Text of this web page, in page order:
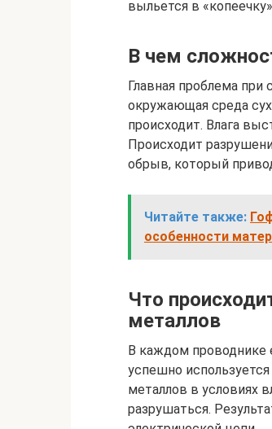
выльется в
В чем
Главная проблема
окружающая среда
происходит. Влага
Происходит
обрыв, который
Читайте также:
особенности
Что
металлов
В каждом проводнике
успешно
металлов в условиях
разрушаться.